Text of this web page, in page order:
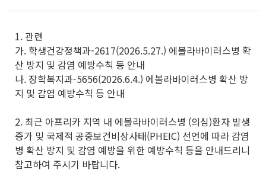
1. 관련
가. 학생건강정책과-2617(2026.5.27.) 에볼라바이러스병 확
산 방지 및 감염 예방수칙 등 안내
나. 장학복지과-5656(2026.6.4.) 에볼라바이러스병 확산 방
지 및 감염 예방수칙 등 안내
2. 최근 아프리카 지역 내 에볼라바이러스병 (의심)환자 발생
증가 및 국제적 공중보건비상사태(PHEIC) 선언에 따라 감염
병 확산 방지 및 감염 예방을 위한 예방수칙 등을 안내드리니
참고하여 주시기 바랍니다.